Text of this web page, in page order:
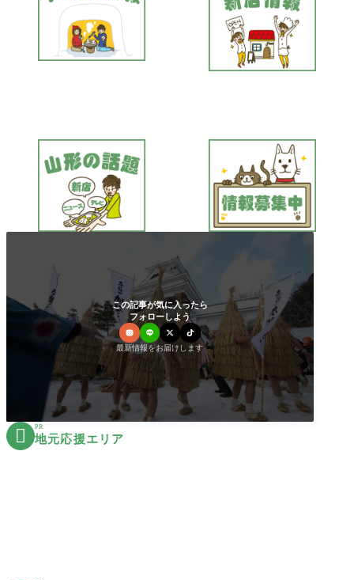
この記事が気に入ったら
フォローしよう
最新情報をお届けします
 PR
地元応援エリア